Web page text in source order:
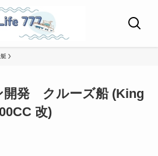
開発 クルーズ船 (King
改)